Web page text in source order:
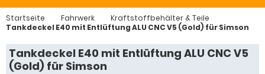
Startseite Fahrwerk
Kraftstoffbehälter & Teile
Tankdeckel E40 mit Entlüftung ALU CNC V5 (Gold) für Simson
Tankdeckel E40 mit Entlüftung ALU CNC V5
(Gold) für Simson